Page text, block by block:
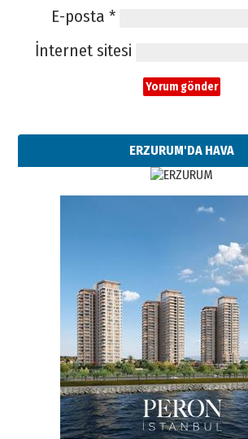
E-posta *
İnternet sitesi
ERZURUM'DA HAVA
Esat BİNDESEN
Başkan Sekmen’den Erzurum’a
bir vizyon proje daha!
02 Ağustos 2026 Pazar
Kadir SABUNCUOĞLU
Erzurumspor’un köşe taşları
29 Haziran 2026 Pazartesi